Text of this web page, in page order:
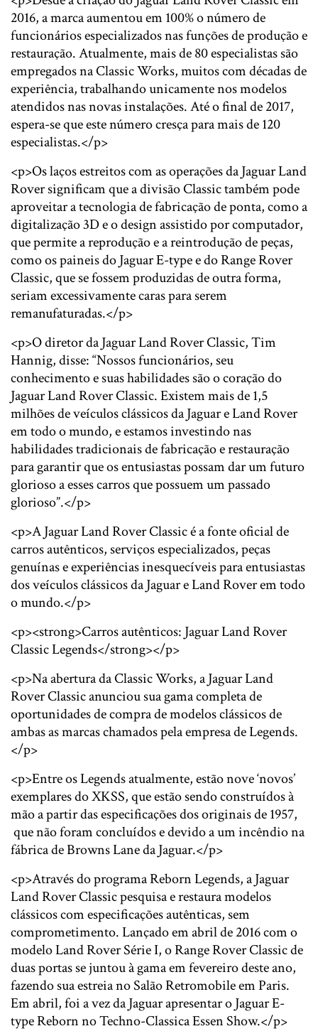
2016, a marca aumentou em 100% o número de
funcionários especializados nas funções de produção e
restauração. Atualmente, mais de 80 especialistas são
empregados na Classic Works, muitos com décadas de
experiência, trabalhando unicamente nos modelos
atendidos nas novas instalações. Até o final de 2017,
espera-se que este número cresça para mais de 120
especialistas.</p>
<p>Os laços estreitos com as operações da Jaguar Land
Rover significam que a divisão Classic também pode
aproveitar a tecnologia de fabricação de ponta, como a
digitalização 3D e o design assistido por computador,
que permite a reprodução e a reintrodução de peças,
como os paineis do Jaguar E-type e do Range Rover
Classic, que se fossem produzidas de outra forma,
seriam excessivamente caras para serem
remanufaturadas.</p>
<p>O diretor da Jaguar Land Rover Classic, Tim
Hannig, disse: “Nossos funcionários, seu
conhecimento e suas habilidades são o coração do
Jaguar Land Rover Classic. Existem mais de 1,5
milhões de veículos clássicos da Jaguar e Land Rover
em todo o mundo, e estamos investindo nas
habilidades tradicionais de fabricação e restauração
para garantir que os entusiastas possam dar um futuro
glorioso a esses carros que possuem um passado
glorioso”.</p>
<p>A Jaguar Land Rover Classic é a fonte oficial de
carros autênticos, serviços especializados, peças
genuínas e experiências inesquecíveis para entusiastas
dos veículos clássicos da Jaguar e Land Rover em todo
o mundo.</p>
<p><strong>Carros autênticos: Jaguar Land Rover
Classic Legends</strong></p>
<p>Na abertura da Classic Works, a Jaguar Land
Rover Classic anunciou sua gama completa de
oportunidades de compra de modelos clássicos de
ambas as marcas chamados pela empresa de Legends.
</p>
<p>Entre os Legends atualmente, estão nove ‘novos’
exemplares do XKSS, que estão sendo construídos à
mão a partir das especificações dos originais de 1957,
que não foram concluídos e devido a um incêndio na
fábrica de Browns Lane da Jaguar.</p>
<p>Através do programa Reborn Legends, a Jaguar
Land Rover Classic pesquisa e restaura modelos
clássicos com especificações autênticas, sem
comprometimento. Lançado em abril de 2016 com o
modelo Land Rover Série I, o Range Rover Classic de
duas portas se juntou à gama em fevereiro deste ano,
fazendo sua estreia no Salão Retromobile em Paris.
Em abril, foi a vez da Jaguar apresentar o Jaguar E-
type Reborn no Techno-Classica Essen Show.</p>